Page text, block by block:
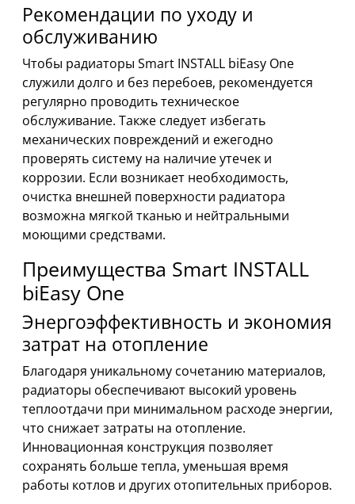
Рекомендации по уходу и
обслуживанию
Чтобы радиаторы Smart INSTALL biEasy One
служили долго и без перебоев, рекомендуется
регулярно проводить техническое
обслуживание. Также следует избегать
механических повреждений и ежегодно
проверять систему на наличие утечек и
коррозии. Если возникает необходимость,
очистка внешней поверхности радиатора
возможна мягкой тканью и нейтральными
моющими средствами.
Преимущества Smart INSTALL
biEasy One
Энергоэффективность и экономия
затрат на отопление
Благодаря уникальному сочетанию материалов,
радиаторы обеспечивают высокий уровень
теплоотдачи при минимальном расходе энергии,
что снижает затраты на отопление.
Инновационная конструкция позволяет
сохранять больше тепла, уменьшая время
работы котлов и других отопительных приборов.